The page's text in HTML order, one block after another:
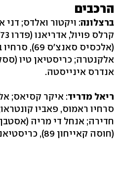
הרכבים
ברצלונה: ויקטור ואלדס;
(אלכסיס
אנדרס אינייסטה.
ריאל מדריד: איקר קסיאס;
סרחיו ראמוס, פאביו
(חוסה קאייחון 89), כריסטיאנו רונאלדו; קארים בנזמה.